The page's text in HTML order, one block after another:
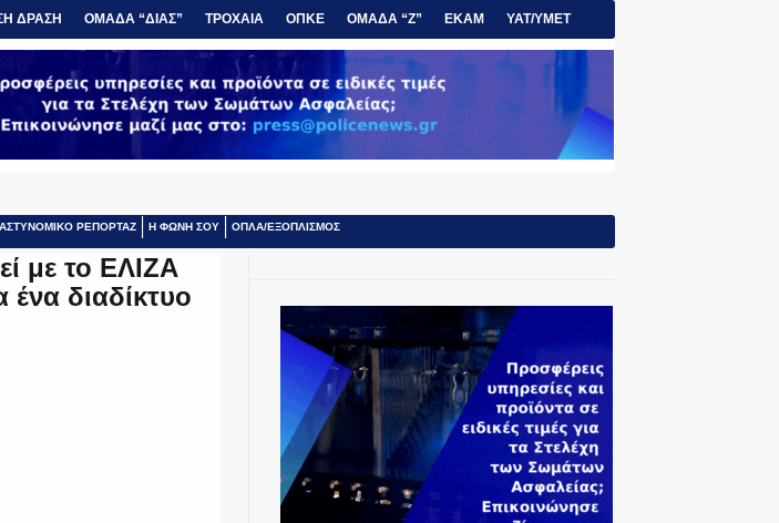
ΔΡΑΣΗ ΟΜΑΔΑ “ΔΙΑΣ” ΤΡΟΧΑΙΑ ΟΠΚΕ ΟΜΑΔΑ “Ζ” ΕΚΑΜ ΥΑΤ/ΥΜΕΤ
ΑΣΤΥΝΟΜΙΚΟ ΡΕΠΟΡΤΑΖ Η ΦΩΝΗ ΣΟΥ ΟΠΛΑ/ΕΞΟΠΛΙΣΜΟΣ
με το ΕΛΙΖΑ
διαδίκτυο